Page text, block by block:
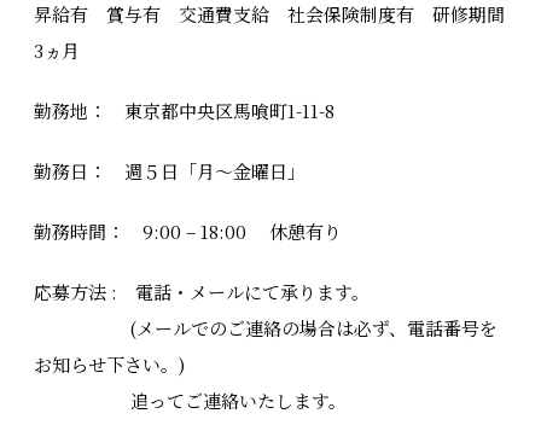
昇給有 賞与有 交通費支給 社会保険制度有 研修期間
3ヵ月
勤務地： 東京都中央区馬喰町1-11-8
勤務日： 週５日「月～金曜日」
勤務時間： 9:00 – 18:00 休憩有り
応募方法 : 電話・メールにて承ります。
(メールでのご連絡の場合は必ず、電話番号を
お知らせ下さい。)
追ってご連絡いたします。